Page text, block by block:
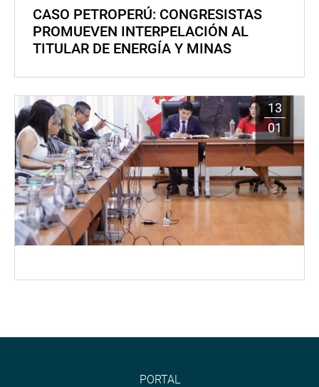
CASO PETROPERÚ: CONGRESISTAS
PROMUEVEN INTERPELACIÓN AL
TITULAR DE ENERGÍA Y MINAS
13
01
PORTAL